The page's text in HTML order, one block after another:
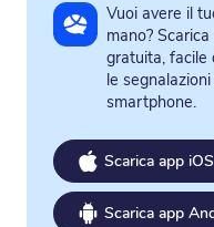
Vuoi avere il
mano? Scarica
gratuita, facile
le
smartphone.
Scarica app iOS
Scarica app